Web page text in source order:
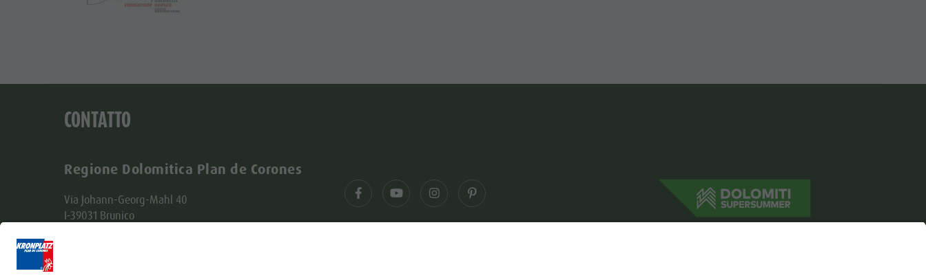
CONTATTO
Regione Dolomitica Plan de Corones
Via Johann-Georg-Mahl 40
I-39031 Brunico